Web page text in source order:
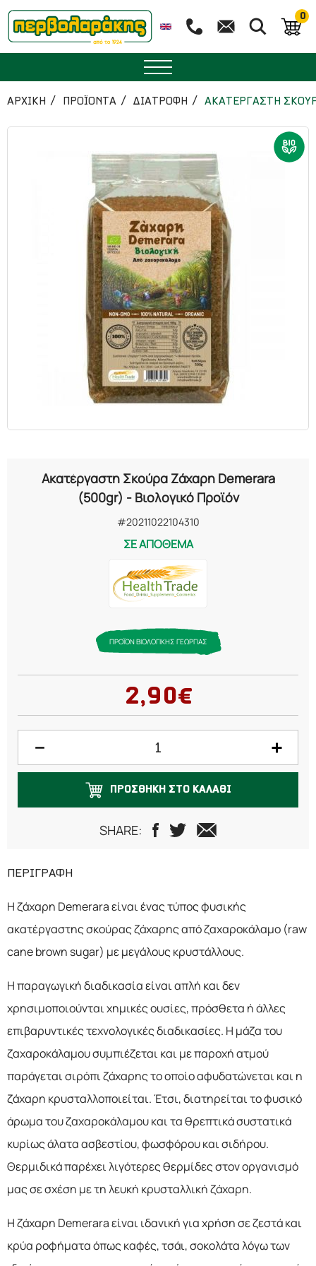
0
ΜΠΑΧΑΡΙΚΑ
ΒΟΤΑΝΑ
ΖΑΧΑΡΟΠΛΑΣΤΙΚΗ
ΑΙΘΕΡΙΑ ΕΛΑΙΑ
ΑΡΧΙΚΉ ΠΡΟΪΟΝΤΑ ΔΙΑΤΡΟΦΗ ΑΚΑΤΕΡΓΑΣΤΗ
Ακατέργαστη Σκούρα Ζάχαρη Demerara
(500gr) - Βιολογικό Προϊόν
#20211022104310
ΣΕ ΑΠΟΘΕΜΑ
ΠΡΟΪΟΝ ΒΙΟΛΟΓΙΚΗΣ ΓΕΩΡΓΙΑΣ
2,90€
ΠΡΟΣΘΗΚΗ ΣΤΟ ΚΑΛΑΘΙ
SHARE:
ΠΕΡΙΓΡΑΦΗ
Η ζάχαρη Demerara είναι ένας τύπος φυσικής
ακατέργαστης σκούρας ζάχαρης από ζαχαροκάλαμο (raw
cane brown sugar) με μεγάλους κρυστάλλους.
Η παραγωγική διαδικασία είναι απλή και δεν
χρησιμοποιούνται χημικές ουσίες, πρόσθετα ή άλλες
επιβαρυντικές τεχνολογικές διαδικασίες. Η μάζα του
ζαχαροκάλαμου συμπιέζεται και με παροχή ατμού
παράγεται σιρόπι ζάχαρης το οποίο αφυδατώνεται και η
ζάχαρη κρυσταλλοποιείται. Έτσι, διατηρείται το φυσικό
άρωμα του ζαχαροκάλαμου και τα θρεπτικά συστατικά
κυρίως άλατα ασβεστίου, φωσφόρου και σιδήρου.
Θερμιδικά παρέχει λιγότερες θερμίδες στον οργανισμό
μας σε σχέση με τη λευκή κρυσταλλική ζάχαρη.
Η ζάχαρη Demerara είναι ιδανική για χρήση σε ζεστά και
κρύα ροφήματα όπως καφές, τσάι, σοκολάτα λόγω των